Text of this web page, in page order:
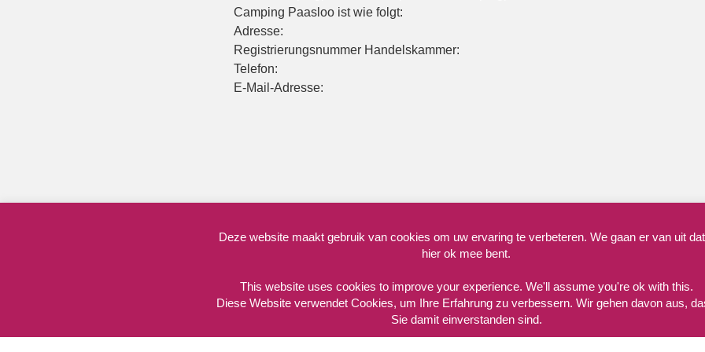
Camping Paasloo ist wie folgt:
Adresse:
Registrierungsnummer Handelskammer:
Telefon:
E-Mail-Adresse:
Copyright © TT Camping Paasloo : 2015-2026
Deze website maakt gebruik van cookies om uw ervaring te verbeteren. We gaan er van uit
hier ok mee bent.
This website uses cookies to improve your experience. We'll assume you're ok with this.
Diese Website verwendet Cookies, um Ihre Erfahrung zu verbessern. Wir gehen davon aus,
Sie damit einverstanden sind.